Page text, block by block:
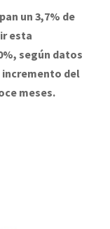
un 3,7% de
esta
según datos
incremento del
meses.